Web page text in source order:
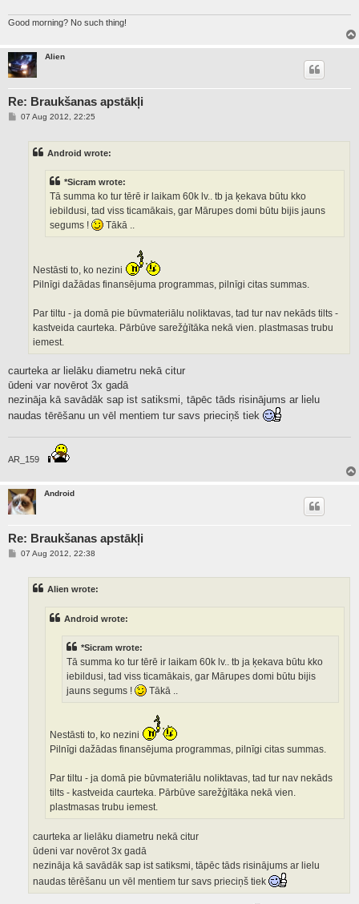
Good morning? No such thing!
Alien
Re: Braukšanas apstākļi
P07 Aug 2012, 22:25
Android wrote:
*Sicram wrote:
Tā summa ko tur tērē ir laikam 60k lv.. tb ja ķekava būtu kko
iebildusi, tad viss ticamākais, gar Mārupes domi būtu bijis jauns
segums !
Tākā ..
Nestāsti to, ko nezini
Pilnīgi dažādas finansējuma programmas, pilnīgi citas summas.
Par tiltu - ja domā pie būvmateriālu noliktavas, tad tur nav nekāds tilts -
kastveida caurteka. Pārbūve sarežģītāka nekā vien. plastmasas trubu
iemest.
caurteka ar lielāku diametru nekā citur
ūdeni var novērot 3x gadā
nezināja kā savādāk sap ist satiksmi, tāpēc tāds risinājums ar lielu
naudas tērēšanu un vēl mentiem tur savs prieciņš tiek
AR_159
Android
Re: Braukšanas apstākļi
P07 Aug 2012, 22:38
Alien wrote:
Android wrote:
*Sicram wrote:
Tā summa ko tur tērē ir laikam 60k lv.. tb ja ķekava būtu kko
iebildusi, tad viss ticamākais, gar Mārupes domi būtu bijis
jauns segums !
Tākā ..
Nestāsti to, ko nezini
Pilnīgi dažādas finansējuma programmas, pilnīgi citas summas.
Par tiltu - ja domā pie būvmateriālu noliktavas, tad tur nav nekāds
tilts - kastveida caurteka. Pārbūve sarežģītāka nekā vien.
plastmasas trubu iemest.
caurteka ar lielāku diametru nekā citur
ūdeni var novērot 3x gadā
nezināja kā savādāk sap ist satiksmi, tāpēc tāds risinājums ar lielu
naudas tērēšanu un vēl mentiem tur savs prieciņš tiek